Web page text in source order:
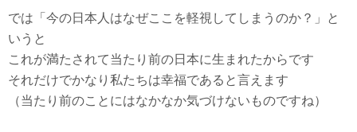
では「今の日本人はなぜここを軽視してしまうのか？」と
いうと
これが満たされて当たり前の日本に生まれたからです
それだけでかなり私たちは幸福であると言えます
（当たり前のことにはなかなか気づけないものですね）